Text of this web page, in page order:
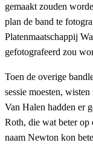
gemaakt zouden
plan de band te
Platenmaatschappij
gefotografeerd zou
Toen de overige
sessie moesten,
Van Halen hadden er
Roth, die wat beter
naam Newton kon